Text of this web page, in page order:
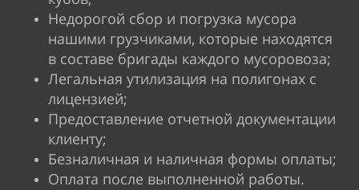
Недорогой сбор и погрузка мусора
нашими грузчиками, которые находятся
в составе бригады каждого мусоровоза;
Легальная утилизация на полигонах с
лицензией;
Предоставление отчетной документации
клиенту;
Безналичная и наличная формы оплаты;
Оплата после выполненной работы.